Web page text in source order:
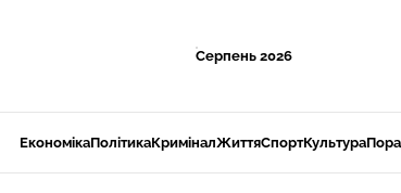
Серпень 2026
ЕкономікаПолітикаКриміналЖиттяСпортКультура